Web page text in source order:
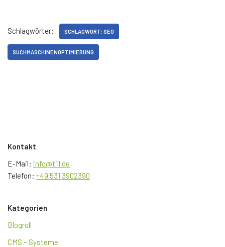
Schlagwörter: SCHLAGWORT: SEO
SUCHMASCHINENOPTIMIERUNG
Kontakt
E-Mail: info@till.de
Telefon: +49 531 3902390
Kategorien
Blogroll
CMS – Systeme